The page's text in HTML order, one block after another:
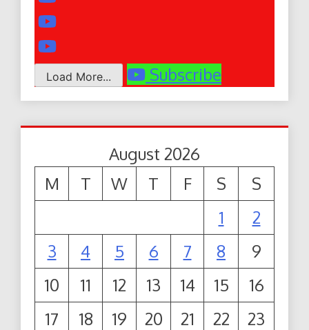
Load More... Subscribe
August 2026
M
T W T F S
S
1
2
3
4 5 6 7 8
9
10
11 12 13 14 15
16
17
18 19 20 21 22
23